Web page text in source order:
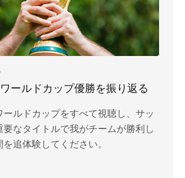
ールドカップ優勝を振り返る
ールドカップをすべて視聴し、サッ
要なタイトルで我がチームが勝利し
追体験してください。